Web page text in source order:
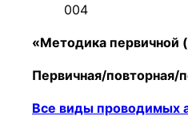
004
«Методика первичной
Первичная/повторная/
Все виды проводимых